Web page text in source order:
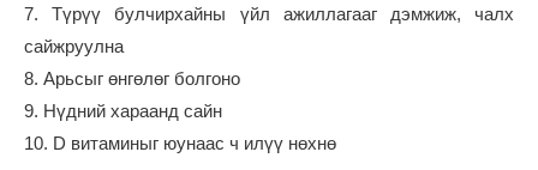
7. Түрүү булчирхайны үйл ажиллагааг дэмжиж, чалх
сайжруулна
8. Арьсыг өнгөлөг болгоно
9. Нүдний хараанд сайн
10. D витаминыг юунаас ч илүү нөхнө